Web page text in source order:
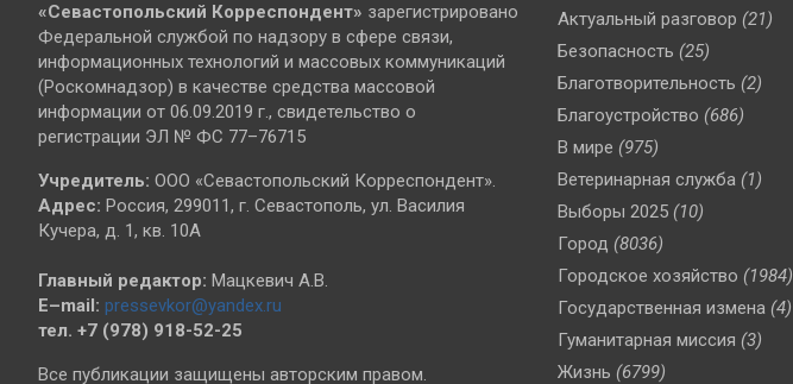
«Севастопольский Корреспондент» зарегистрировано
Федеральной службой по надзору в сфере связи,
информационных технологий и массовых коммуникаций
(Роскомнадзор) в качестве средства массовой
информации от 06.09.2019 г., свидетельство о
регистрации ЭЛ № ФС 77–76715
Учредитель: ООО «Севастопольский Корреспондент».
Адрес: Россия, 299011, г. Севастополь, ул. Василия
Кучера, д. 1, кв. 10А
Главный редактор: Мацкевич А.В.
E–mail: pressevkor@yandex.ru
тел. +7 (978) 918-52-25
Все публикации защищены авторским правом.
Актуальный разговор (21)
Безопасность (25)
Благотворительность (2)
Благоустройство (686)
В мире (975)
Ветеринарная служба (1)
Выборы 2025 (10)
Город (8036)
Городское хозяйство (1984)
Государственная измена (4)
Гуманитарная миссия (3)
Жизнь (6799)